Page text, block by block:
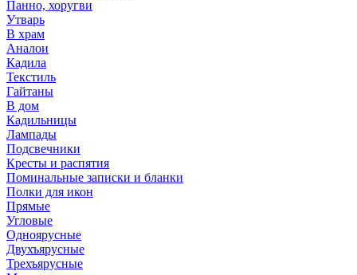
Панно, хоругви
Утварь
В храм
Аналои
Кадила
Текстиль
Гайтаны
В дом
Кадильницы
Лампады
Подсвечники
Кресты и распятия
Поминальные записки и бланки
Полки для икон
Прямые
Угловые
Одноярусные
Двухъярусные
Трехъярусные